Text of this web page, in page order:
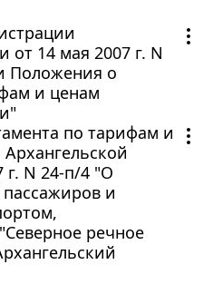
от 14 мая 2007 г. N
Положения о
и ценам
по тарифам и
г. N 24-п/4 "О
и
речное